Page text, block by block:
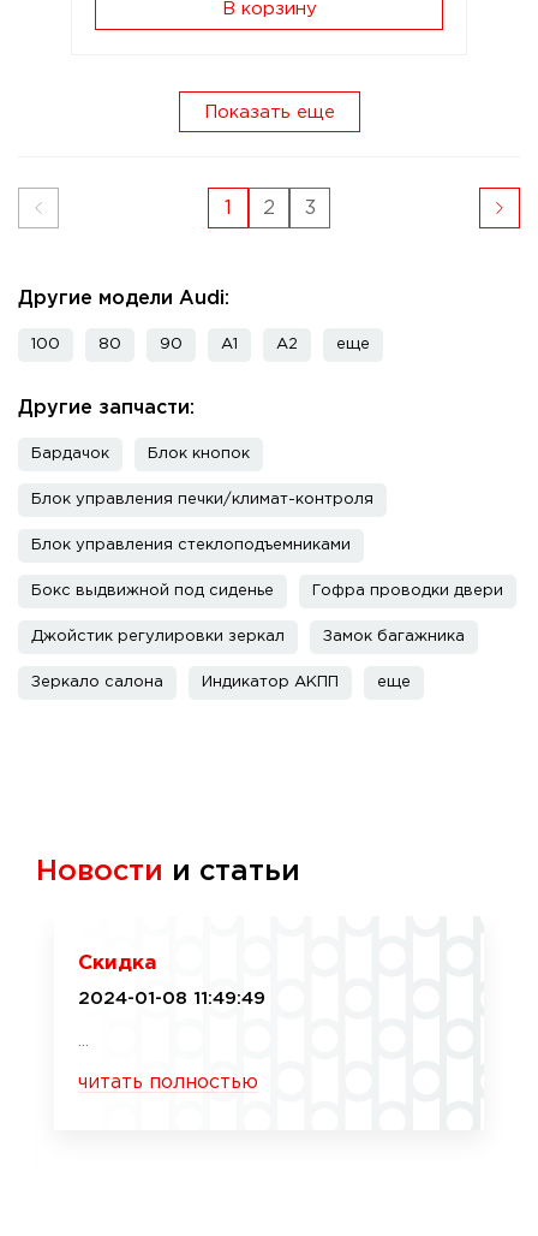
В корзину
Показать еще
1 2 3
Другие модели Audi:
100 80 90 A1 A2 еще
Другие запчасти:
Бардачок Блок кнопок
Блок управления печки/климат-контроля
Блок управления стеклоподъемниками
Бокс выдвижной под сиденье Гофра проводки двери
Джойстик регулировки зеркал Замок багажника
Зеркало салона Индикатор АКПП еще
Новости и статьи
Скидка
2024-01-08 11:49:49
читать полностью